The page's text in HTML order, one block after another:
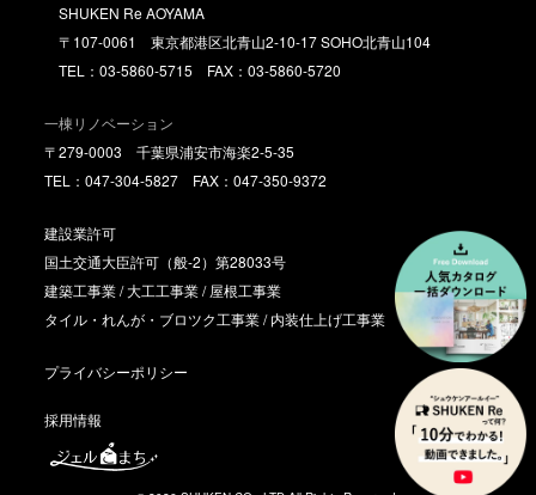
SHUKEN Re AOYAMA
〒107-0061 東京都港区北青山2-10-17 SOHO北青山104
TEL：03-5860-5715 FAX：03-5860-5720
一棟リノベーション
〒279-0003 千葉県浦安市海楽2-5-35
TEL：047-304-5827 FAX：047-350-9372
建設業許可
国土交通大臣許可（般-2）第28033号
建築工事業 / 大工工事業 / 屋根工事業
タイル・れんが・ブロツク工事業 / 内装仕上げ工事業
プライバシーポリシー
採用情報